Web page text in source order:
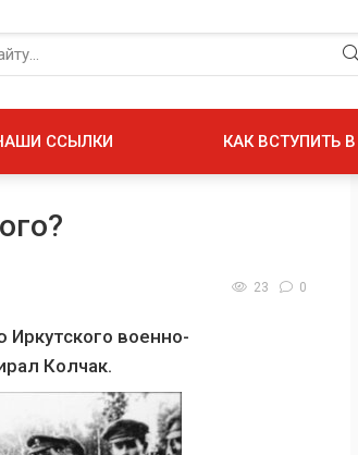
ССЫЛКИ КАК ВСТУПИТЬ
23 0
военно-
Колчак.